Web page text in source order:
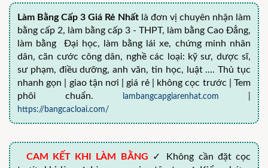
Làm Bằng Cấp 3 Giá Rẻ Nhất là đơn vị chuyên nhận làm
bằng cấp 2, làm bằng cấp 3 - THPT, làm bằng Cao Đẳng,
làm bằng Đại học, làm bằng lái xe, chứng minh nhân
dân, căn cước công dân, nghề các loại: kỹ sư, dược sĩ,
sư phạm, điều dưỡng, anh văn, tin học, luật .... Thủ tục
nhanh gọn | giao tận nơi | giá rẻ | không cọc trước | Tem
phôi chuẩn.
lambangcapgiarenhat.com
https://bangcacloai.com/
CAM KẾT KHI LÀM BẰNG ✓ Không cần đặt cọc